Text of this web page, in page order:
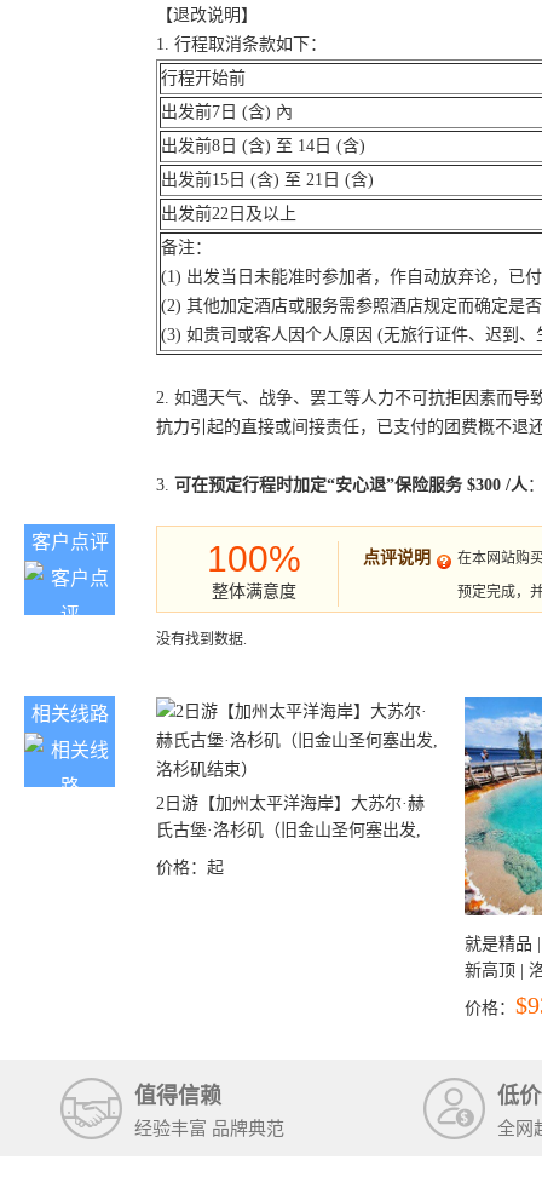
【退改说明】
1. 行程取消条款如下：
行程开始前
出发前7日 (含) 內
出发前8日 (含) 至 14日 (含)
出发前15日 (含) 至 21日 (含)
出发前22日及以上
备注：
(1) 出发当日未能准时参加者，作自动放弃论，已
(2) 其他加定酒店或服务需参照酒店规定而确定是
(3) 如贵司或客人因个人原因 (无旅行证件、迟到
2. 如遇天气、战争、罢工等人力不可抗拒因素而
抗力引起的直接或间接责任，已支付的团费概不退
3. 可在预定行程时加定“安心退”保险服务 $300 /人
客户点评 100%
整体满意度
点评说明
在本网站购
预定完成，
没有找到数据.
相关线路
2日游【加州太平洋海岸】大苏尔·赫
氏古堡·洛杉矶（旧金山圣何塞出发,
洛杉矶结束）
价格： 起
就是精品
新高顶 |
彩穴+马
价格：
值得信赖
经验丰富 品牌典范
低
全网